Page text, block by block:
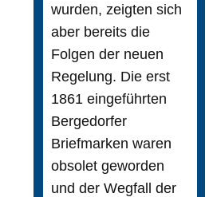
wurden, zeigten sich
aber bereits die
Folgen der neuen
Regelung. Die erst
1861 eingeführten
Bergedorfer
Briefmarken waren
obsolet geworden
und der Wegfall der